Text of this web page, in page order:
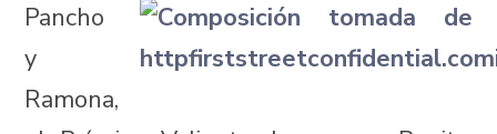
Pancho
y
Ramona,